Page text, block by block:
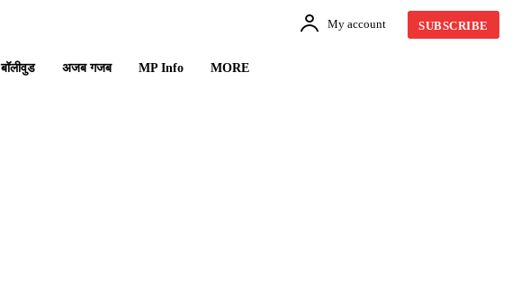
My account SUBSCRIBE
बॉलीवुड अजब गजब MP Info MORE